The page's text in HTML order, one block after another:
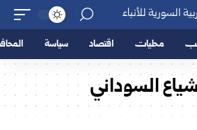
محليات اقتصاد سياسة
السوداني